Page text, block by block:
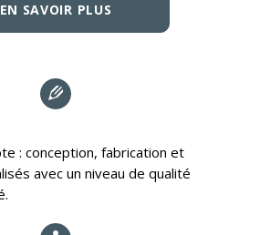
EN SAVOIR PLUS
: conception, fabrication et
avec un niveau de qualité